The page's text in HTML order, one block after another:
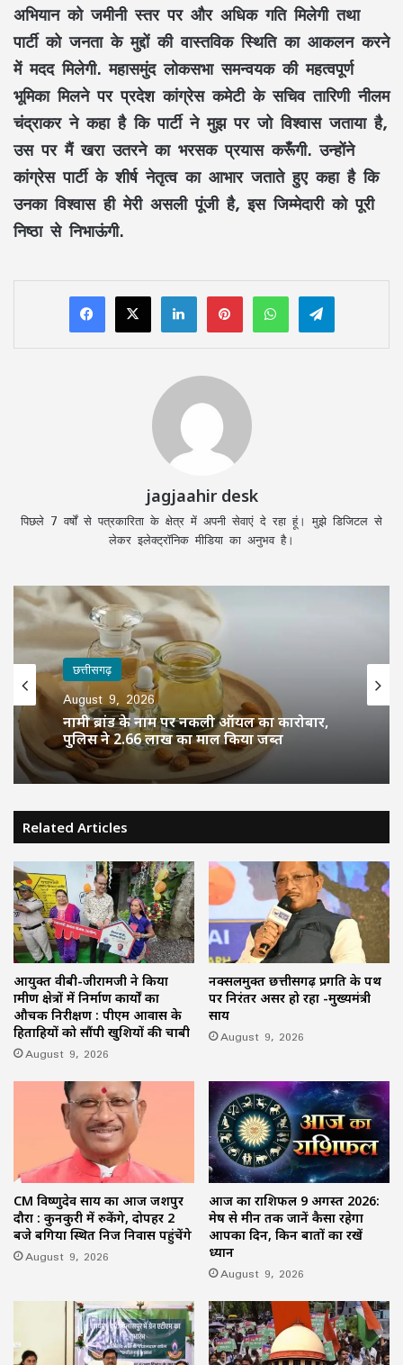
अभियान को जमीनी स्तर पर और अधिक गति मिलेगी तथा
पार्टी को जनता के मुद्दों की वास्तविक स्थिति का आकलन करने
में मदद मिलेगी. महासमुंद लोकसभा समन्वयक की महत्वपूर्ण
भूमिका मिलने पर प्रदेश कांग्रेस कमेटी के सचिव तारिणी नीलम
चंद्राकर ने कहा है कि पार्टी ने मुझ पर जो विश्वास जताया है,
उस पर मैं खरा उतरने का भरसक प्रयास करूँगी. उन्होंने
कांग्रेस पार्टी के शीर्ष नेतृत्व का आभार जताते हुए कहा है कि
उनका विश्वास ही मेरी असली पूंजी है, इस जिम्मेदारी को पूरी
निष्ठा से निभाऊंगी.
LinkedInPinterestWhatsAppTelegram
jagjaahir desk
पिछले 7 वर्षों से पत्रकारिता के क्षेत्र में अपनी सेवाएं दे रहा हूं। मुझे डिजिटल से
लेकर इलेक्ट्रॉनिक मीडिया का अनुभव है।
छत्तीसगढ़
August 9, 2026
नामी ब्रांड के नाम पर नकली ऑयल का कारोबार,
पुलिस ने 2.66 लाख का माल किया जब्त
Related Articles
आयुक्त वीबी-जीरामजी ने किया
ग्रामीण क्षेत्रों में निर्माण कार्यों का
औचक निरीक्षण : पीएम आवास के
हितग्राहियों को सौंपी खुशियों की चाबी
August 9, 2026
नक्सलमुक्त छत्तीसगढ़ प्रगति के पथ
पर निरंतर अग्रसर हो रहा -मुख्यमंत्री
साय
August 9, 2026
CM विष्णुदेव साय का आज जशपुर
दौरा : कुनकुरी में रुकेंगे, दोपहर 2
बजे बगिया स्थित निज निवास पहुंचेंगे
August 9, 2026
आज का राशिफल 9 अगस्त 2026:
मेष से मीन तक जानें कैसा रहेगा
आपका दिन, किन बातों का रखें
ध्यान
August 9, 2026